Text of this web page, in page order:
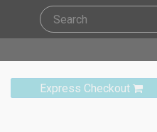
Express Checkout